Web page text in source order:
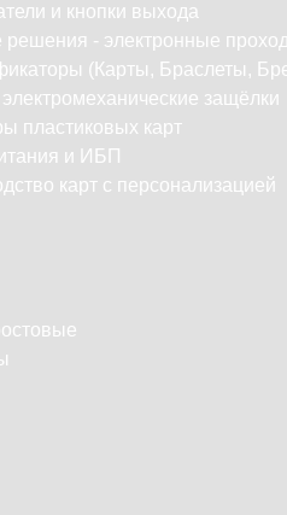
и кнопки выхода
решения - электронные
(Карты, Браслеты,
защёлки
пластиковых карт
и ИБП
карт с персонализацией